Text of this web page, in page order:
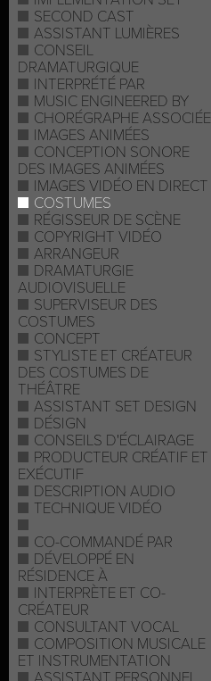
SECOND CAST
ASSISTANT LUMIÈRES
CONSEIL
DRAMATURGIQUE
INTERPRÉTÉ PAR
MUSIC ENGINEERED BY
CHORÉGRAPHE ASSOCIÉE
IMAGES ANIMÉES
CONCEPTION SONORE
DES IMAGES ANIMÉES
IMAGES VIDÉO EN DIRECT
COSTUMES
RÉGISSEUR DE SCÈNE
COPYRIGHT VIDÉO
ARRANGEUR
DRAMATURGIE
AUDIOVISUELLE
SUPERVISEUR DES
COSTUMES
CONCEPT
STYLISTE ET CRÉATEUR
DES COSTUMES DE
THÉÂTRE
ASSISTANT SET DESIGN
DÉSIGN
CONSEILS D'ÉCLAIRAGE
PRODUCTEUR CRÉATIF ET
EXÉCUTIF
DESCRIPTION AUDIO
TECHNIQUE VIDÉO
CO-COMMANDÉ PAR
DÉVELOPPÉ EN
RÉSIDENCE À
INTERPRÈTE ET CO-
CRÉATEUR
CONSULTANT VOCAL
COMPOSITION MUSICALE
ET INSTRUMENTATION